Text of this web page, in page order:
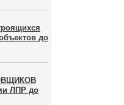
до
ЛПР до